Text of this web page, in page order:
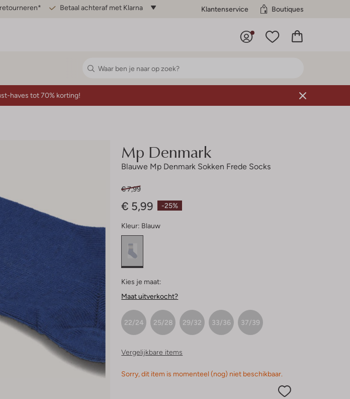
Betaal achteraf met Klarna Klantenservice Boutiques
haves tot 70% korting!
Mp Denmark
Blauwe Mp Denmark Sokken Frede Socks
-25%
€ 7,99
€ 5,99
Kleur: Blauw
Kies je maat:
Maat uitverkocht?
22/24 25/28 29/32 33/36 37/39
Vergelijkbare items
Sorry, dit item is momenteel (nog) niet beschikbaar.